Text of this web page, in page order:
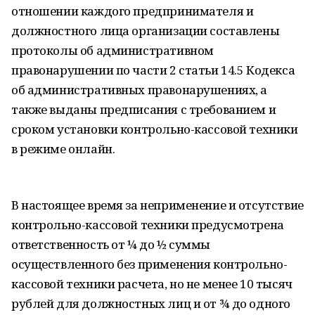
отношении каждого предпринимателя и
должностного лица организации составлены
протоколы об административном
правонарушении по части 2 статьи 14.5 Кодекса
об административных правонарушениях, а
также выданы предписания с требованием и
сроком установки контрольно-кассовой техники
в режиме онлайн.
В настоящее время за неприменение и отсутствие
контрольно-кассовой техники предусмотрена
ответственность от ¼ до ½ суммы
осуществленного без применения контрольно-
кассовой техники расчета, но не менее 10 тысяч
рублей для должностных лиц и от ¾ до одного